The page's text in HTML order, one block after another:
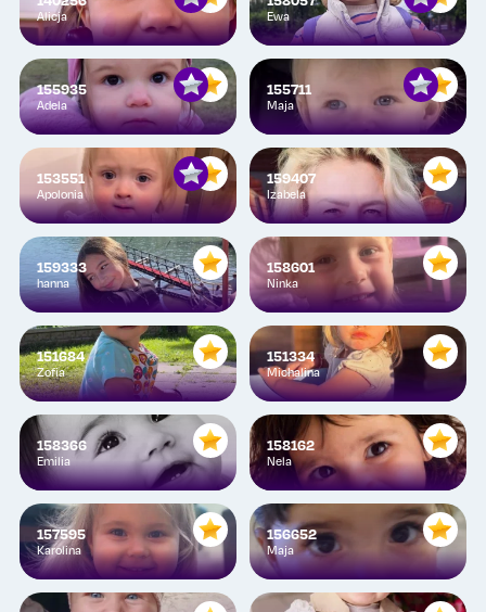
Alicja Ewa
155935
Adela
155711
Maja
153551
Apolonia
159407
Izabela
159333
hanna
158601
Ninka
151684
Zofia
151334
Michalina
158366
Emilia
158162
Nela
157595
Karolina
156652
Maja